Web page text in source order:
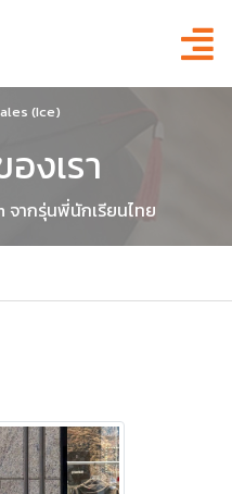
(Ice)
งเรา
จากรุ่นพี่นักเรียนไทย